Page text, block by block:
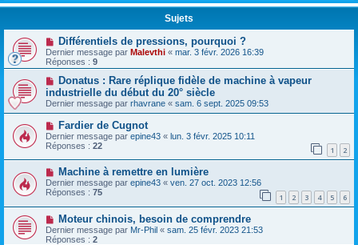
Sujets
Différentiels de pressions, pourquoi ?
Dernier message par Malevthi « mar. 3 févr. 2026 16:39
Réponses : 9
Donatus : Rare réplique fidèle de machine à vapeur
industrielle du début du 20° siècle
Dernier message par rhavrane « sam. 6 sept. 2025 09:53
Fardier de Cugnot
Dernier message par epine43 « lun. 3 févr. 2025 10:11
Réponses : 22 1 2
Machine à remettre en lumière
Dernier message par epine43 « ven. 27 oct. 2023 12:56
Réponses : 75 1 2 3 4 5 6
Moteur chinois, besoin de comprendre
Dernier message par Mr-Phil « sam. 25 févr. 2023 21:53
Réponses : 2